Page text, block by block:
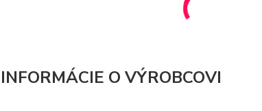
INFORMÁCIE O VÝROBCOVI